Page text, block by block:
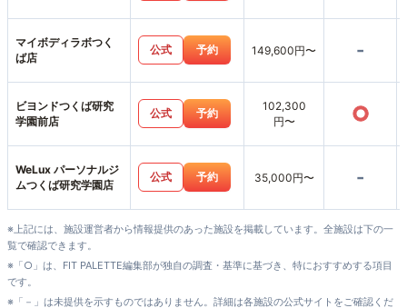
マイボディラボつく
ば店
公式 予約 149,600円〜 -
ビヨンドつくば研究
学園前店
公式 予約
102,300
円〜
○
WeLux パーソナルジ
ムつくば研究学園店
公式 予約 35,000円〜 -
※上記には、施設運営者から情報提供のあった施設を掲載しています。全施設は下の一
覧で確認できます。
※「○」は、FIT PALETTE編集部が独自の調査・基準に基づき、特におすすめする項目
です。
※「－」は未提供を示すものではありません。詳細は各施設の公式サイトをご確認くだ